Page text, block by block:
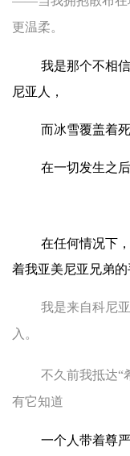
更温柔。
我是那个不相
尼亚人，
而冰雪覆盖着
在一切发生之
在任何情况下
着我亚美尼亚兄弟的
我是来自科尼
入。
不久前我抵达“
有它知道
一个人带着尊